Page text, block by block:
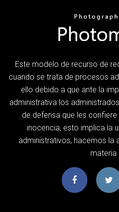
Este modelo de recurso de
cuando se trata de procesos
ello debido a que ante la
administrativa los
de defensa que les
inocencia, esto implica la
administrativos, hacemos la
materia